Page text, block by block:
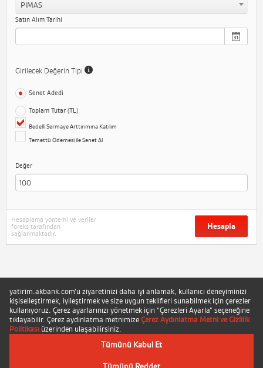
PIMAS
Satın Alım Tarihi
Girilecek Değerin Tipi
Senet Adedi
Toplam Tutar (TL)
Bedelli Sermaye Arttırımına Katılım
Temettü Ödemesi ile Senet Al
Değer
Hesaplama yöntemi ve veriler
foreks tarafından
sağlanmaktadır.
Hesapla